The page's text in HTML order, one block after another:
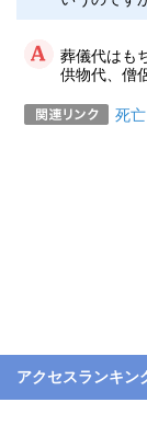
葬儀代はも
供物代、僧
死
アクセスランキン